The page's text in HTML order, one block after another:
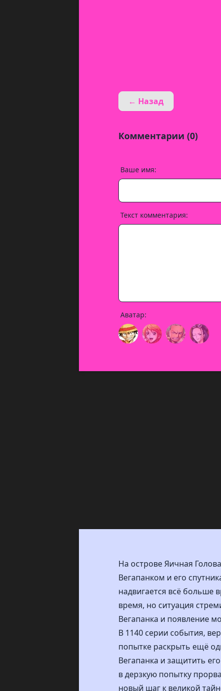
← Назад
Комментарии (0)
Ваше имя:
Текст комментария:
Аватар:
На острове Яичная
Вегапанком и его
надвигается всё больше
время, но ситуация
Вегапанка и появление
В 1140 серии события,
попытке раскрыть ещё
Вегапанка и защитить
в дерзкую попытку
новый шаг к великой